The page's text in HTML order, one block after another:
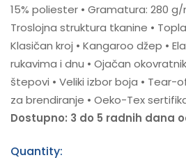
15% poliester • Gramatura: 280 g/
Troslojna struktura tkanine • Topla
Klasičan kroj • Kangaroo džep •
rukavima i dnu • Ojačan
štepovi • Veliki izbor boja • Tear-
za brendiranje • Oeko-Tex
Dostupno: 3 do 5 radnih dana
Quantity: